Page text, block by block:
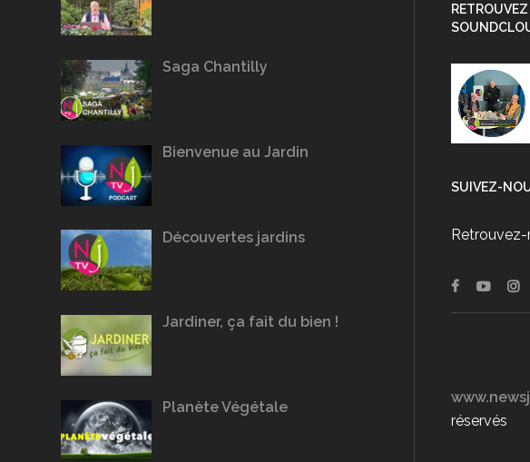
Saga Chantilly
Bienvenue au Jardin
Découvertes jardins
Jardiner, ça fait du bien !
Planète Végétale
SUIVEZ-
Retrouvez-
réservés